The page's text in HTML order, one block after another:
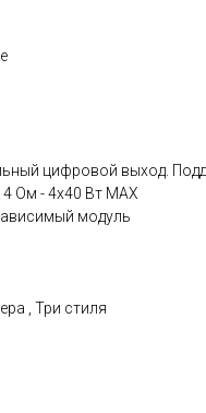
цифровой выход.
Ом - 4x40 Вт МАХ
модуль
, Три стиля